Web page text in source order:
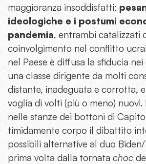
maggioranza insoddisfatti;
ideologiche e i postumi
pandemia, entrambi catalizzati
coinvolgimento nel conflitto
nel Paese è diffusa la sfiducia
una classe dirigente da molti
distante, inadeguata e corrotta,
voglia di volti (più o meno)
nelle stanze dei bottoni di
timidamente corpo il dibattito
possibili alternative al duo
prima volta dalla tornata choc